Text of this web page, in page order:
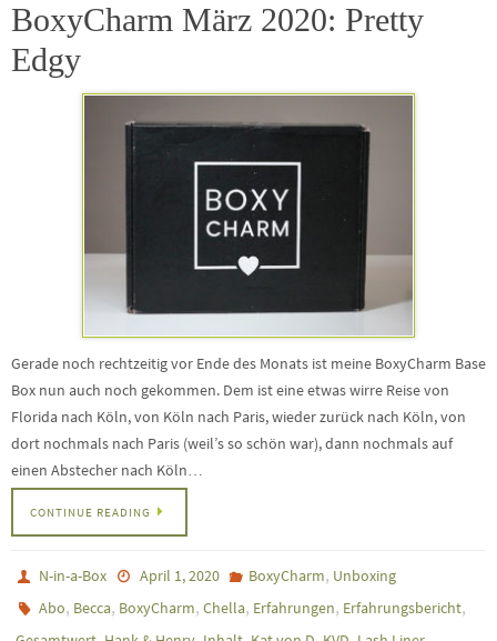
BoxyCharm März 2020: Pretty
Edgy
Gerade noch rechtzeitig vor Ende des Monats ist meine BoxyCharm Base
Box nun auch noch gekommen. Dem ist eine etwas wirre Reise von
Florida nach Köln, von Köln nach Paris, wieder zurück nach Köln, von
dort nochmals nach Paris (weil’s so schön war), dann nochmals auf
einen Abstecher nach Köln…
CONTINUE READING
N-in-a-Box April 1, 2020 BoxyCharm, Unboxing
Abo, Becca, BoxyCharm,Chella, Erfahrungen, Erfahrungsbericht,